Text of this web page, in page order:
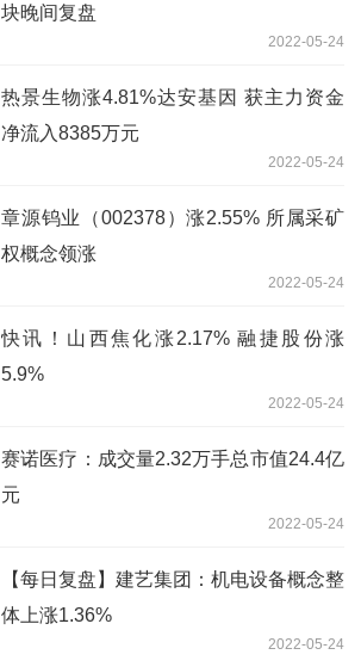
块晚间复盘
2022-05-24
热景生物涨4.81%达安基因 获主力资金
净流入8385万元
2022-05-24
章源钨业（002378）涨2.55% 所属采矿
权概念领涨
2022-05-24
快讯！山西焦化涨2.17% 融捷股份涨
5.9%
2022-05-24
赛诺医疗：成交量2.32万手总市值24.4亿
元
2022-05-24
【每日复盘】建艺集团：机电设备概念整
体上涨1.36%
2022-05-24